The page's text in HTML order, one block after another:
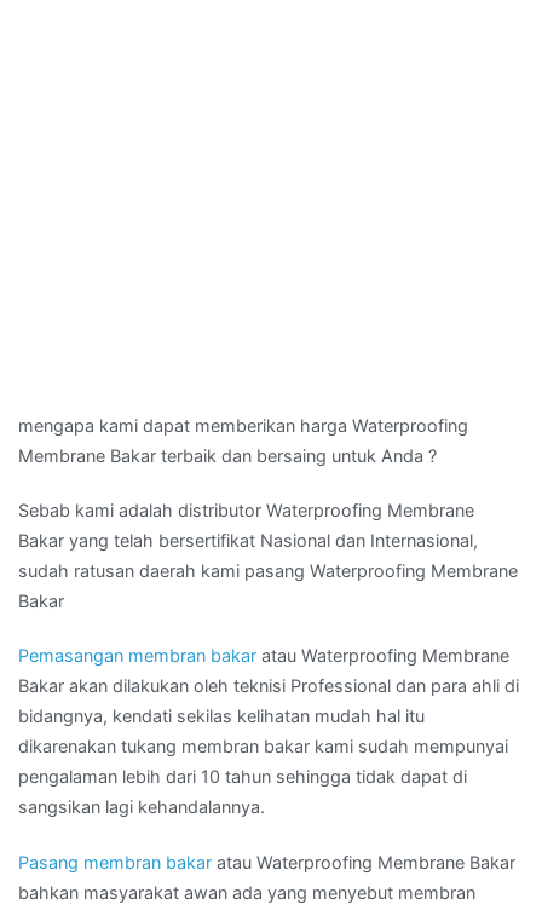
mengapa kami dapat memberikan harga Waterproofing
Membrane Bakar terbaik dan bersaing untuk Anda ?
Sebab kami adalah distributor Waterproofing Membrane
Bakar yang telah bersertifikat Nasional dan Internasional,
sudah ratusan daerah kami pasang Waterproofing Membrane
Bakar
Pemasangan membran bakar atau Waterproofing Membrane
Bakar akan dilakukan oleh teknisi Professional dan para ahli di
bidangnya, kendati sekilas kelihatan mudah hal itu
dikarenakan tukang membran bakar kami sudah mempunyai
pengalaman lebih dari 10 tahun sehingga tidak dapat di
sangsikan lagi kehandalannya.
Pasang membran bakar atau Waterproofing Membrane Bakar
bahkan masyarakat awan ada yang menyebut membran